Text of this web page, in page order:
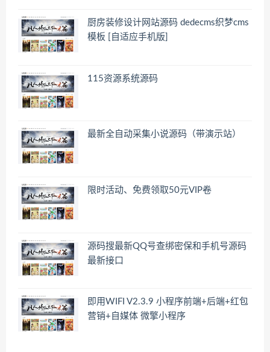
厨房装修设计网站源码 dedecms织梦cms
模板 [自适应手机版]
115资源系统源码
最新全自动采集小说源码（带演示站）
限时活动、免费领取50元VIP卷
源码搜最新QQ号查绑密保和手机号源码
最新接口
即用WIFI V2.3.9 小程序前端+后端+红包
营销+自媒体 微擎小程序